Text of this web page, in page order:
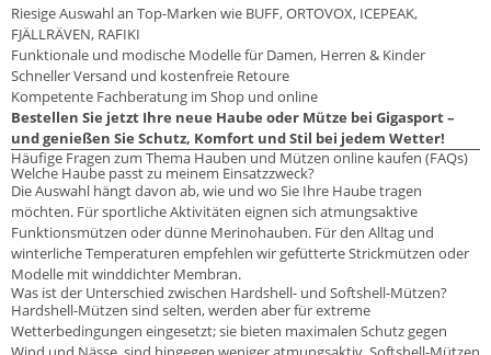
Riesige Auswahl an Top-Marken wie BUFF, ORTOVOX, ICEPEAK,
FJÄLLRÄVEN, RAFIKI
Funktionale und modische Modelle für Damen, Herren & Kinder
Schneller Versand und kostenfreie Retoure
Kompetente Fachberatung im Shop und online
Bestellen Sie jetzt Ihre neue Haube oder Mütze bei Gigasport –
und genießen Sie Schutz, Komfort und Stil bei jedem Wetter!
Häufige Fragen zum Thema Hauben und Mützen online kaufen (FAQs)
Welche Haube passt zu meinem Einsatzzweck?
Die Auswahl hängt davon ab, wie und wo Sie Ihre Haube tragen
möchten. Für sportliche Aktivitäten eignen sich atmungsaktive
Funktionsmützen oder dünne Merinohauben. Für den Alltag und
winterliche Temperaturen empfehlen wir gefütterte Strickmützen oder
Modelle mit winddichter Membran.
Was ist der Unterschied zwischen Hardshell- und Softshell-Mützen?
Hardshell-Mützen sind selten, werden aber für extreme
Wetterbedingungen eingesetzt; sie bieten maximalen Schutz gegen